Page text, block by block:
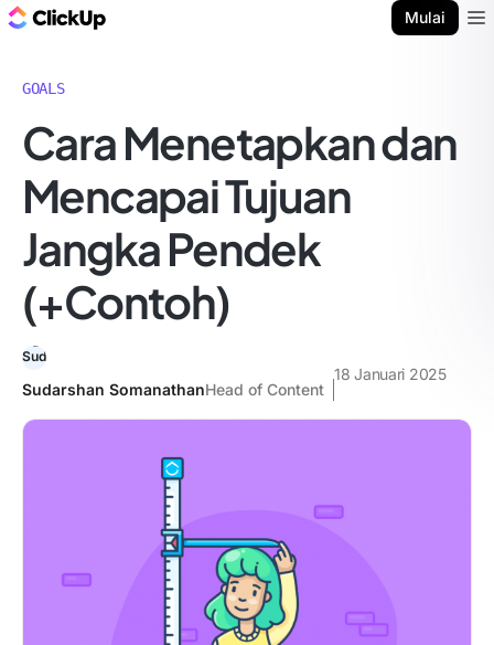
Mulai
GOALS
Cara Menetapkan dan
Mencapai Tujuan
Jangka Pendek
(+Contoh)
Sudarshan SomanathanHead of Content
18 Januari 2025